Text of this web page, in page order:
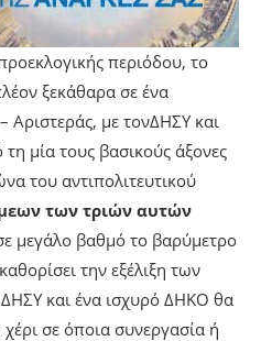
περιόδου, το
ξεκάθαρα σε ένα
Αριστεράς, με τονΔΗΣΥ και
μία τους βασικούς άξονες
του αντιπολιτευτικού
των τριών αυτών
μεγάλο βαθμό το βαρύμετρο
την εξέλιξη των
και ένα ισχυρό ΔΗΚΟ θα
σε όποια συνεργασία ή